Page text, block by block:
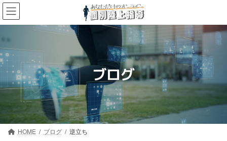
コ
ン
テ
ン
ツ
へ
ス
ッ
ナ
ビ
ゲ
ー
シ
ョ
ン
移
ブログ
HOME ブログ 逆立ち